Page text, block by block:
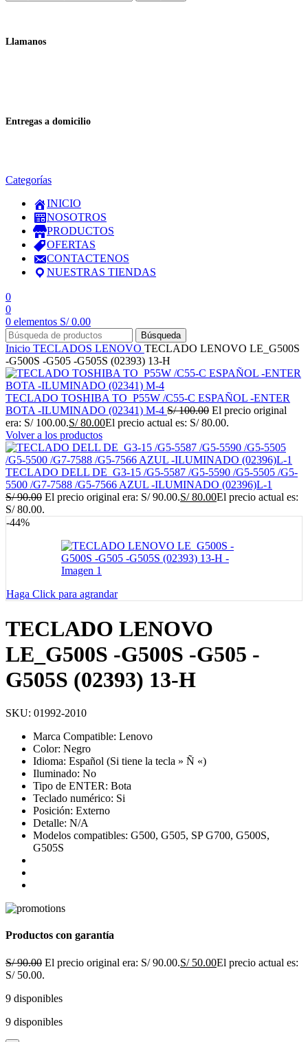
Llamanos
Entregas a domicilio
Categorías
INICIO
NOSOTROS
PRODUCTOS
OFERTAS
CONTACTENOS
NUESTRAS TIENDAS
0
0
0 elementos S/0.00
Búsqueda
Inicio TECLADOS LENOVO TECLADO LENOVO LE_G500S
-G500S -G505 -G505S (02393) 13-H
TECLADO TOSHIBA TO_P55W /C55-C ESPAÑOL -ENTER
BOTA -ILUMINADO (02341) M-4 S/100.00 El precio original
era: S/ 100.00.S/80.00El precio actual es: S/ 80.00.
Volver a los productos
TECLADO DELL DE_G3-15 /G5-5587 /G5-5590 /G5-5505 /G5-
5500 /G7-7588 /G5-7566 AZUL -ILUMINADO (02396)L-1
S/90.00 El precio original era: S/ 90.00.S/80.00El precio actual es:
S/ 80.00.
-44%
Haga Click para agrandar
TECLADO LENOVO
LE_G500S -G500S -G505 -
G505S (02393) 13-H
SKU: 01992-2010
Marca Compatible: Lenovo
Color: Negro
Idioma: Español (Si tiene la tecla » Ñ «)
Iluminado: No
Tipo de ENTER: Bota
Teclado numérico: Si
Posición: Externo
Detalle: N/A
Modelos compatibles: G500, G505, SP G700, G500S,
G505S
Productos con garantía
S/90.00 El precio original era: S/ 90.00.S/50.00El precio actual es:
S/ 50.00.
9 disponibles
9 disponibles